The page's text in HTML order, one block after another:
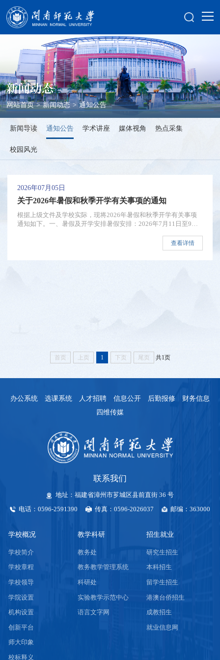
新闻动态
网站首页 > 新闻动态 > 通知公告
新闻导读 通知公告 学术讲座 媒体视角 热点采集
校园风光
2026年07月05日
关于2026年暑假和秋季开学有关事项的通知
根据上级文件及学校实际，现将2026年暑假和秋季开学有关事项
通知如下。一、暑假及开学安排暑假安排：2026年7月11日至9月4
学生（含研究生）报到注册，9月7日起正式上课；2026级新生
（含研究生）报到时间以录取通知书为准。二、有关要求和注意事
项请各单位务必按照学校统一部署，严格做好暑假期间各项工作。
查看详情
首页 上页 1 下页 尾页 共1页
办公系统 选课系统 人才招聘 信息公开 后勤报修
财务信息
四维传媒
联系我们
地址：福建省漳州市芗城区县前直街 36 号
电话：0596-2591390 传真：0596-2026037 邮编：363000
学校概况
学校简介
学校章程
学校领导
学院设置
机构设置
创新平台
师大印象
校标释义
教学科研
教务处
教务教学管理系统
科研处
实验教学示范中心
语言文字网
招生就业
研究生招生
本科招生
留学生招生
港澳台侨招生
成教招生
就业信息网